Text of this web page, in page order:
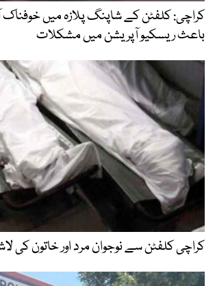
کراچی: کلفٹن کے شاپنگ پلازہ میں
باعث ریسکیو آپریشن میں مشکلات
کراچی کلفٹن سے نوجوان مرد اور خاتون کی